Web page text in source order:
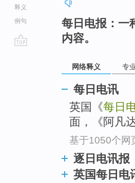
释义
例句
每日电报：一
内容。
网络释义 专
每日电讯
英国《每日
面，《阿凡
基于1050个网
逐日电讯报
英国每日电